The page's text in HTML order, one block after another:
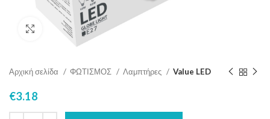
Click to enlarge
Αρχική σελίδα ΦΩΤΙΣΜΟΣ Λαμπτήρες Value LED
€3.18